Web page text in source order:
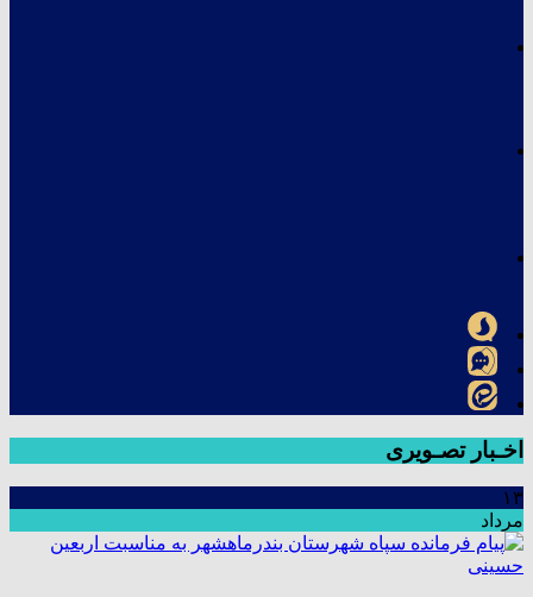
اخـبار تصـویری
۱۳
مرداد